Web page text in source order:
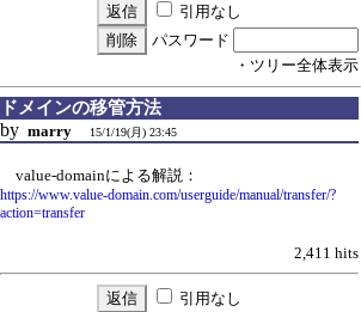
引用なし
パスワード
・ツリー全体表示
ドメインの移管方法
by marry 15/1/19(月) 23:45
value-domainによる解説：
https://www.value-domain.com/userguide/manual/transfer/?
action=transfer
2,411 hits
引用なし